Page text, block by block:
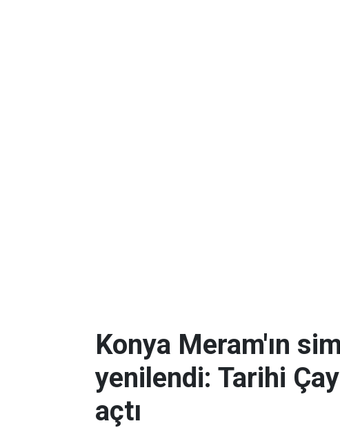
Konya Meram'ın
yenilendi: Tarihi
açtı